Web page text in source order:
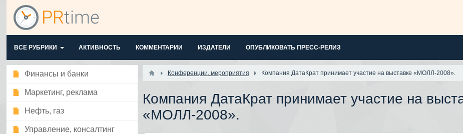
ВСЕ РУБРИКИ АКТИВНОСТЬ КОММЕНТАРИИ ИЗДАТЕЛИ ОПУБЛИКОВАТЬ ПРЕСС-РЕЛИЗ
Финансы и банки
Маркетинг, реклама
Нефть, газ
Управление, консалтинг
Конференции, мероприятия Компания ДатаКрат принимает участие на выставке «МОЛЛ-2008».
Компания ДатаКрат принимает участие на
«МОЛЛ-2008».